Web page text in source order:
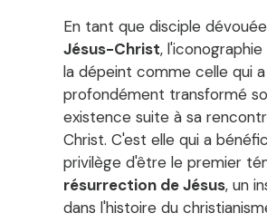
En tant que disciple
Jésus-Christ,
la dépeint comme celle qui a
profondément transformé
existence suite à sa
Christ. C'est elle qui a
privilège d'être le premier
résurrection de Jésus, un
dans l'histoire du